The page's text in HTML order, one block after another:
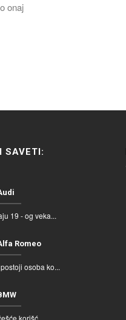
onaj
SAVETI:
19 - og veka...
Romeo
osoba ko...
korišć...